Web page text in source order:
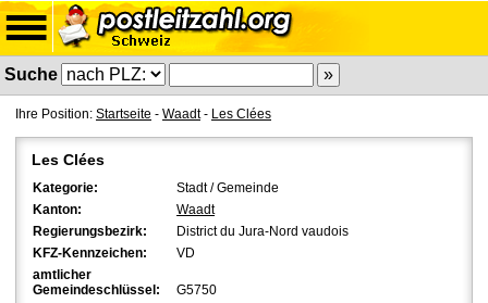
Suche
Ihre Position: Startseite - Waadt- Les Clées
Les Clées
Kategorie:
Stadt / Gemeinde
Kanton:
Waadt
Regierungsbezirk:
District du Jura-Nord vaudois
KFZ-Kennzeichen:
VD
amtlicher
Gemeindeschlüssel:
G5750